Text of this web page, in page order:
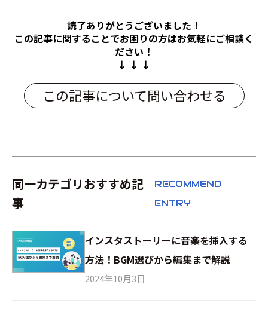
読了ありがとうございました！
この記事に関することでお困りの方はお気軽にご相談く
ださい！
↓ ↓ ↓
この記事について問い合わせる
同一カテゴリおすすめ記
事
RECOMMEND
ENTRY
インスタストーリーに音楽を挿入する
方法！BGM選びから編集まで解説
2024年10月3日